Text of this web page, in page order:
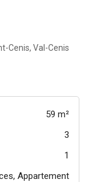
Cenis, Val-Cenis
59 m²
3
1
Appartement